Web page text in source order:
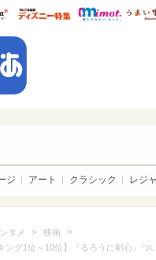
総研
ハピママ* ウレぴあ総研
ジ アート クラシック レジ
タメ > 映画 >
ング1位～10位】『るろうに剣心』